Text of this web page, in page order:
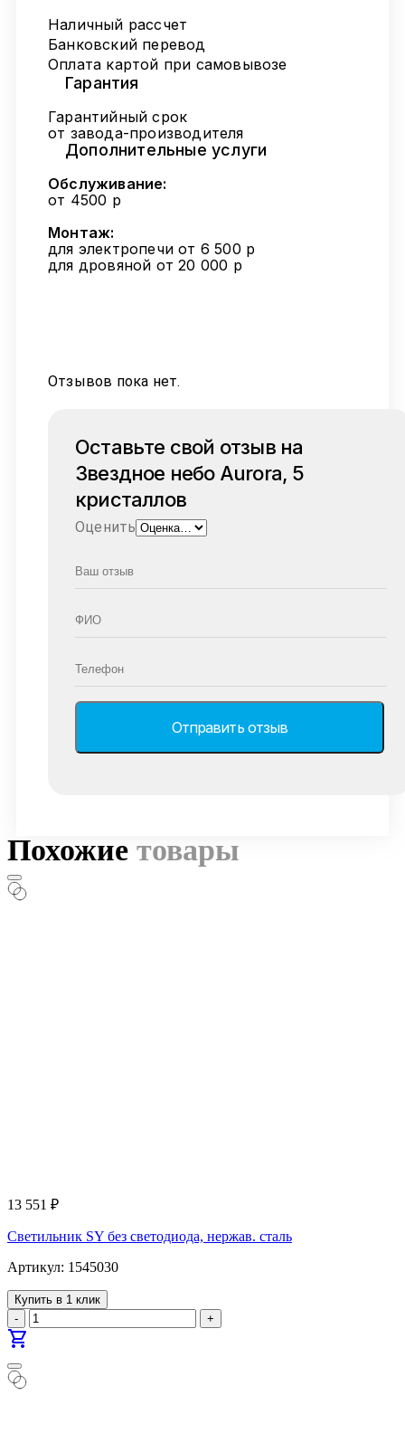
Наличный рассчет
Банковский перевод
Оплата картой при самовывозе
Гарантия
Гарантийный срок
от завода-производителя
Дополнительные услуги
Обслуживание:
от 4500 р
Монтаж:
для электропечи от 6 500 р
для дровяной от 20 000 р
Отзывов пока нет.
Оставьте свой отзыв на
Звездное небо Aurora, 5
кристаллов
Оценить
Похожие товары
13 551 ₽
Светильник SY без светодиода, нержав. сталь
Артикул: 1545030
Купить в 1 клик
-
+
shopping_cart